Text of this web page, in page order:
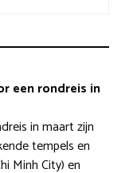
een rondreis in
in maart zijn
tempels en
Minh City) en